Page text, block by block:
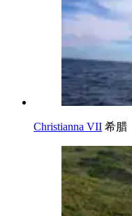
Christianna VII 希腊